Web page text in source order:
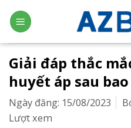
Skip
to
content
Giải đáp thắc
huyết áp sau
Ngày đăng: 15/08/2023
Lượt xem